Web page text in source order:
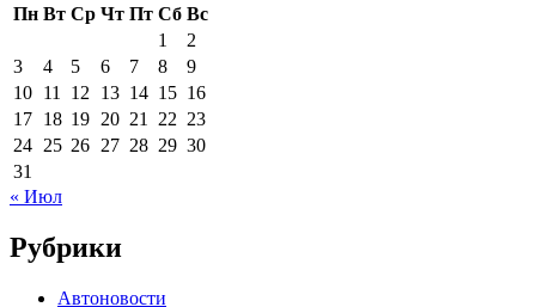
Пн Вт Ср Чт Пт Сб Вс
1
2
3
4 5 6 7 8
9
10 11 12 13 14 15 16
17 18 19 20 21 22 23
24 25 26 27 28 29 30
31
« Июл
Рубрики
Автоновости